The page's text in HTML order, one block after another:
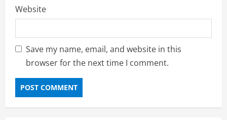
Website
Save my name, email, and website in this
browser for the next time I comment.